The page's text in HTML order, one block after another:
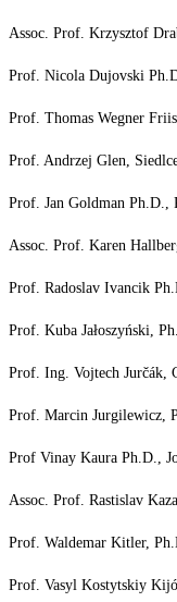
Assoc. Prof. Krzysztof
Prof. Nicola Dujovski
Prof. Thomas Wegner
Prof. Andrzej Glen,
Prof. Jan Goldman Ph.D.,
Assoc. Prof. Karen
Prof. Radoslav Ivancik
Prof. Kuba Jałoszyński,
Prof. Ing. Vojtech Jurčák,
Prof. Marcin Jurgilewicz,
Prof Vinay Kaura Ph.D.,
Assoc. Prof. Rastislav
Prof. Waldemar Kitler,
Prof. Vasyl Kostytskiy